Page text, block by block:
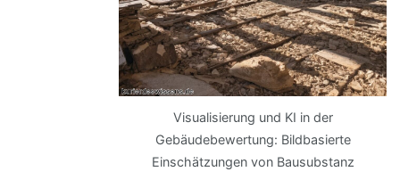
Visualisierung und KI in der
Gebäudebewertung: Bildbasierte
Einschätzungen von Bausubstanz